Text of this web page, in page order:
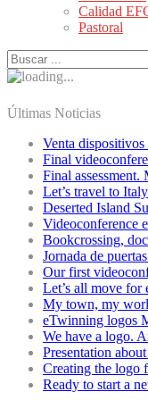
Calidad
Pastoral
Últimas Noticias
Venta
Final
Final
Let’s travel to
Deserted Island
Videoconference
Bookcrossing,
Jornada de
Our first
Let’s all move for
My town, my
eTwinning logos
We have a logo.
Presentation
Creating the logo
Ready to start a